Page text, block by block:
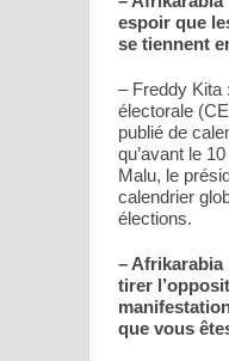
espoir que
se tiennent
– Freddy
électorale
publié de
qu’avant le
Malu, le
calendrier
élections.
–
tirer
que vous